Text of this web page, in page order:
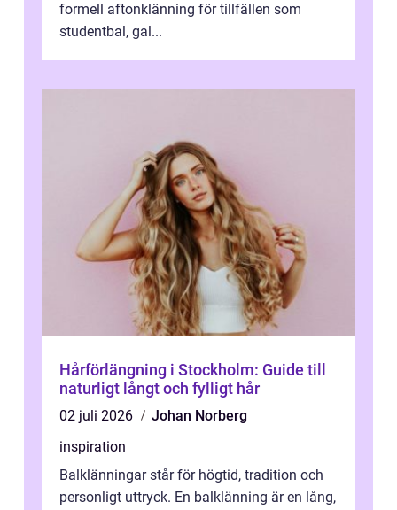
formell aftonklänning för tillfällen som
studentbal, gal...
Hårförlängning i Stockholm: Guide till
naturligt långt och fylligt hår
02 juli 2026
Johan Norberg
inspiration
Balklänningar står för högtid, tradition och
personligt uttryck. En balklänning är en lång,